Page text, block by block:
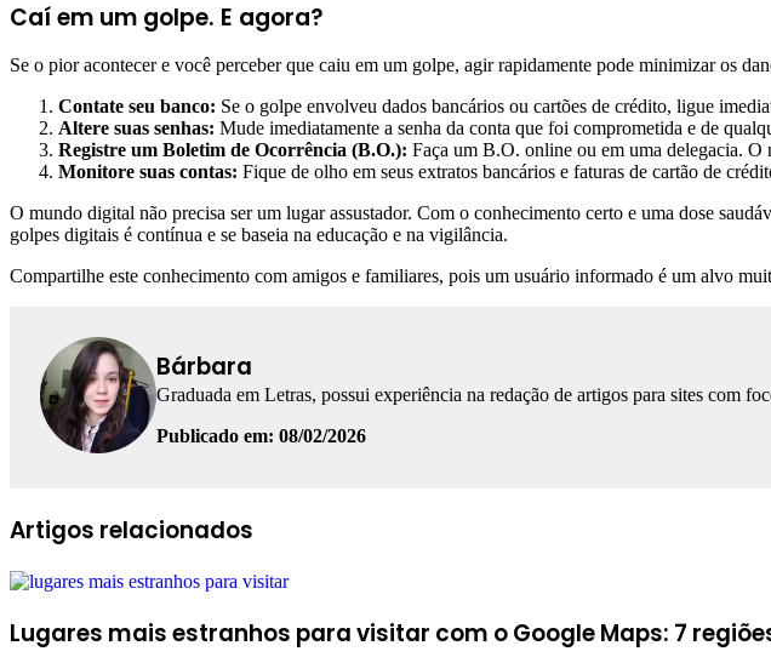
Caí em um golpe. E agora?
Se o pior acontecer e você perceber que caiu em um golpe, agir rapidamente pode minimizar os
Contate seu banco: Se o golpe envolveu dados bancários ou cartões de crédito, ligue
Altere suas senhas: Mude imediatamente a senha da conta que foi comprometida e de
Registre um Boletim de Ocorrência (B.O.): Faça um B.O. online ou em uma delegacia.
Monitore suas contas: Fique de olho em seus extratos bancários e faturas de cartão de
O mundo digital não precisa ser um lugar assustador. Com o conhecimento certo e uma dose
golpes digitais é contínua e se baseia na educação e na vigilância.
Compartilhe este conhecimento com amigos e familiares, pois um usuário informado é um alvo
Bárbara
Graduada em Letras, possui experiência na redação de artigos para sites com
Publicado em: 08/02/2026
Facebook
Linkedin
WhatsApp
Telegram
Artigos relacionados
Lugares mais estranhos para visitar com o Google Maps: 7